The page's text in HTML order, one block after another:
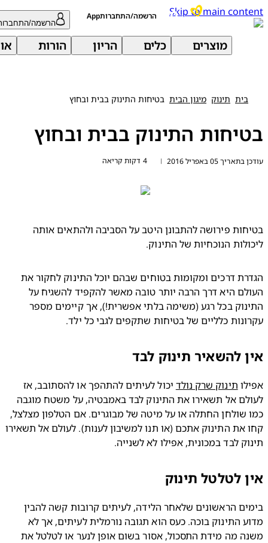
Skip to main הרשמה/התחברותApp
הרשמה/התחברות
מוצרים כלים הריון הורות
תינוק מיגון הבית בטיחות התינוק בבית ובחוץ
התינוק בבית ובחוץ
05 באפריל 2016 |
בטיחות פירושה להתבונן היטב על הסביבה ולהתאים אותה
הנוכחיות של התינוק.
הגדרת דרכים ומקומות בטוחים שבהם יוכל התינוק לחקור את
העולם היא דרך הרבה יותר טובה מאשר להקפיד להשגיח על
התינוק בכל רגע (משימה בלתי אפשרית!), אך קיימים מספר
כלליים של בטיחות שתקפים לגבי כל ילד.
להשאיר תינוק לבד
תינוק שרק נולד
יכול לעיתים להתהפך או להסתובב, אז
לעולם אל תשאירו את התינוק לבד באמבטיה, על משטח מוגבה
כמו שולחן החתלה או על מיטה של מבוגרים. אם הטלפון מצלצל,
קחו את התינוק אתכם (או תנו למשיבון לענות). לעולם אל תשאירו
לבד במכונית, אפילו לא לשנייה.
לטלטל תינוק
בימים הראשונים שלאחר הלידה, לעיתים קרובות קשה להבין
מדוע התינוק בוכה. כעס הוא תגובה נורמלית לעיתים, אך לא
משנה מה מידת התסכול, אסור בשום אופן לנער או לטלטל את